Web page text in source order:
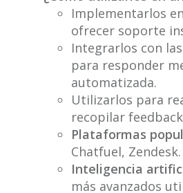
Implementarlos
ofrecer soporte
Integrarlos con
para responder
automatizada.
Utilizarlos para
recopilar
Plataformas
Chatfuel, Zendesk.
Inteligencia
más avanzados